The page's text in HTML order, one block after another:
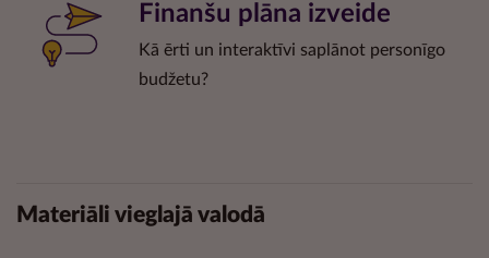
Finanšu plāna izveide
Kā ērti un interaktīvi saplānot personīgo
budžetu?
Materiāli vieglajā valodā